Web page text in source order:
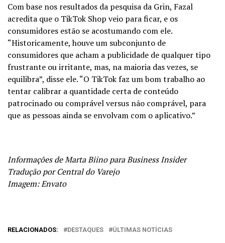
Com base nos resultados da pesquisa da Grin, Fazal
acredita que o TikTok Shop veio para ficar, e os
consumidores estão se acostumando com ele.
“Historicamente, houve um subconjunto de
consumidores que acham a publicidade de qualquer tipo
frustrante ou irritante, mas, na maioria das vezes, se
equilibra”, disse ele. “O TikTok faz um bom trabalho ao
tentar calibrar a quantidade certa de conteúdo
patrocinado ou comprável versus não comprável, para
que as pessoas ainda se envolvam com o aplicativo.”
Informações de Marta Biino para Business Insider
Tradução por Central do Varejo
Imagem: Envato
RELACIONADOS: DESTAQUES ÚLTIMAS NOTÍCIAS